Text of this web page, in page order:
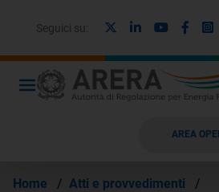
Seguici su: LinkedinYoutube
AREA
Home / Atti e provvedimenti
/